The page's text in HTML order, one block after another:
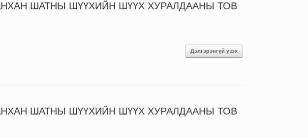
ШАТНЫ ШҮҮХИЙН ШҮҮХ ХУРАЛДААНЫ ТОВ
Дэлгэрэнгүй үзэх
ШАТНЫ ШҮҮХИЙН ШҮҮХ ХУРАЛДААНЫ ТОВ